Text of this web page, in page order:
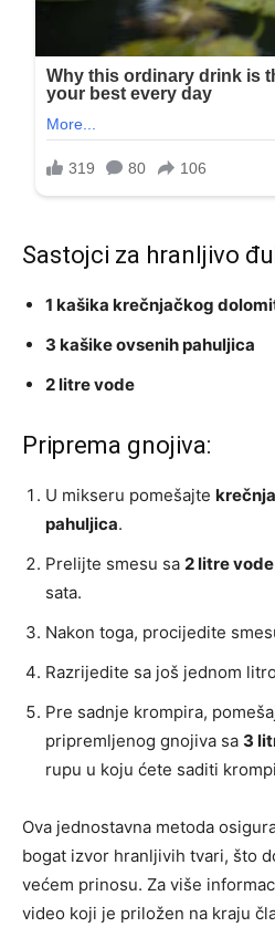
Sastojci za hranljivo
1 kašika krečnjačkog
3 kašike ovsenih pahuljica
2 litre vode
Priprema gnojiva:
U mikseru pomešajte
pahuljica.
Prelijte smesu sa 2 litre vode
sata.
Nakon toga, procijedite
Razrijedite sa još jednom
Pre sadnje krompira,
pripremljenog gnojiva sa 3
rupu u koju ćete saditi
Ova jednostavna metoda
bogat izvor hranljivih tvari, što
većem prinosu. Za više
video koji je priložen na kraju